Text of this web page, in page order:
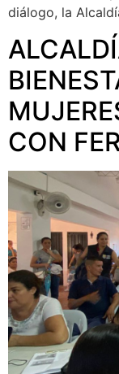
diálogo, la
CON